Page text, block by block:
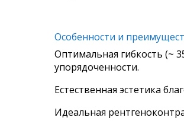
Особенности и
Оптимальная гибкость (~
упорядоченности.
Естественная эстетика
Идеальная